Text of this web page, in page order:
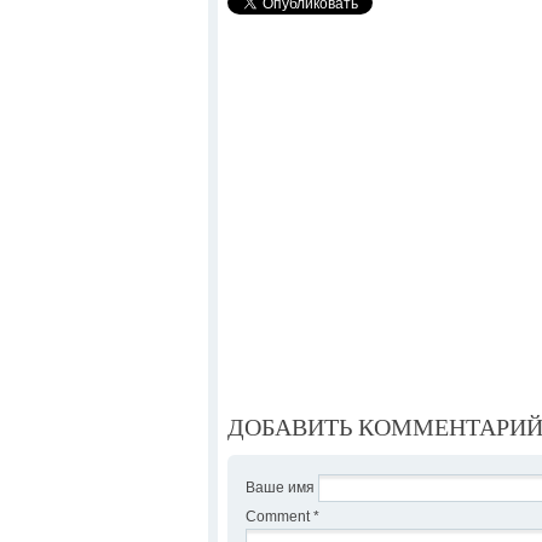
ДОБАВИТЬ КОММЕНТАРИЙ
Ваше имя
Comment *